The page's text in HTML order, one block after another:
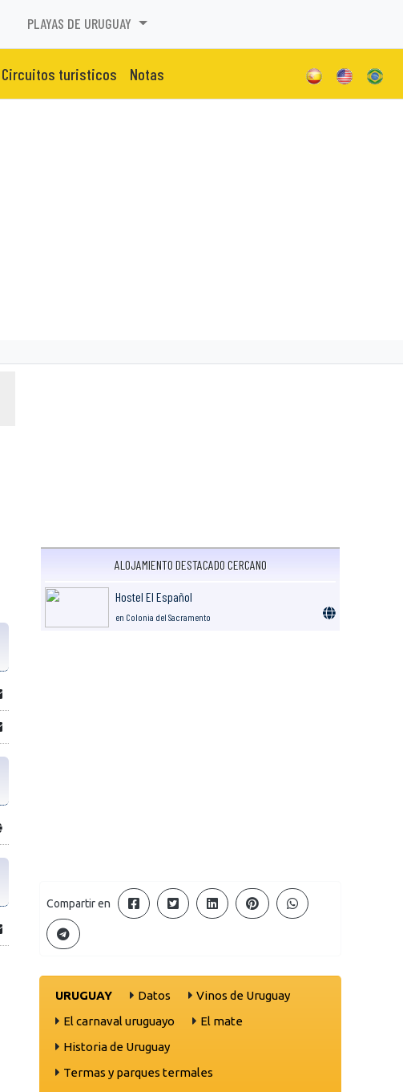
PLAYAS DE URUGUAY
Circuitos turisticos Notas
ALOJAMIENTO DESTACADO CERCANO
Hostel El Español
en Colonia del Sacramento
Compartir en
URUGUAY Datos
Vinos de Uruguay
El carnaval uruguayo
El mate
Historia de Uruguay
Termas y parques termales